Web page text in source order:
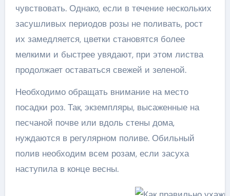
чувствовать. Однако, если в течение нескольких
засушливых периодов розы не поливать, рост
их замедляется, цветки становятся более
мелкими и быстрее увядают, при этом листва
продолжает оставаться свежей и зеленой.
Необходимо обращать внимание на место
посадки роз. Так, экземпляры, высаженные на
песчаной почве или вдоль стены дома,
нуждаются в регулярном поливе. Обильный
полив необходим всем розам, если засуха
наступила в конце весны.